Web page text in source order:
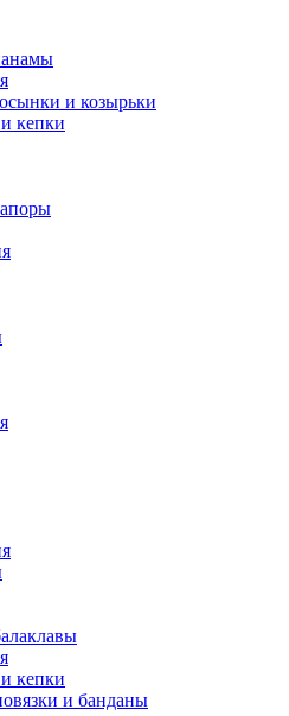
и козырьки
кепки
кепки
и банданы